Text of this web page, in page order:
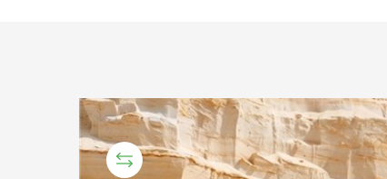
СРАВНИТЕЛЬНЫЙ ТЕСТ